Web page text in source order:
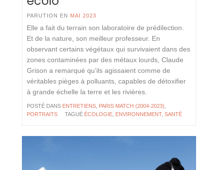
PARUTION EN MAI 2023
Elle a fait du terrain son laboratoire de prédilection.
Et de la nature, son meilleur professeur. En
observant certains végétaux qui survivaient dans des
zones contaminées par des métaux lourds, Claude
Grison a remarqué qu’ils agissaient comme de
véritables pièges à polluants, capables de détoxifier
à grande échelle la terre et les rivières.
POSTÉ DANS ENTRETIENS PARIS MATCH (2004-2023)
PORTRAITS
TAGUÉ ÉCOLOGIE ENVIRONNEMENT, SANTÉ